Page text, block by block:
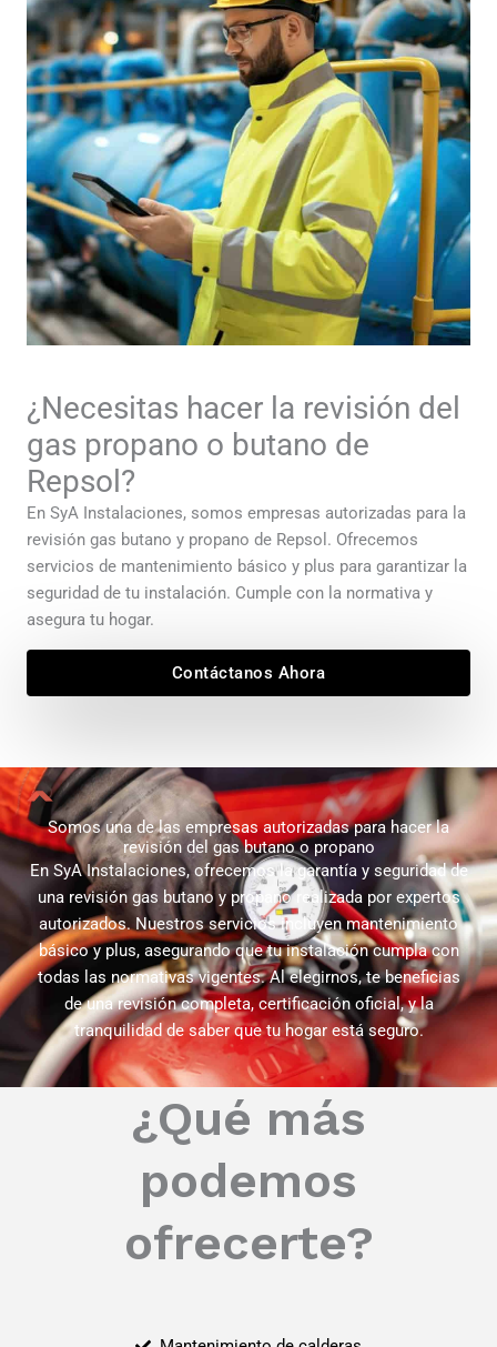
¿Necesitas hacer la revisión del
gas propano o butano de
Repsol?
En SyA Instalaciones, somos empresas autorizadas para la
revisión gas butano y propano de Repsol. Ofrecemos
servicios de mantenimiento básico y plus para garantizar la
seguridad de tu instalación. Cumple con la normativa y
asegura tu hogar.
Contáctanos Ahora
Somos una de las empresas autorizadas para hacer la
revisión del gas butano o propano
En SyA Instalaciones, ofrecemos la garantía y seguridad de
una revisión gas butano y propano realizada por expertos
autorizados. Nuestros servicios incluyen mantenimiento
básico y plus, asegurando que tu instalación cumpla con
todas las normativas vigentes. Al elegirnos, te beneficias
de una revisión completa, certificación oficial, y la
tranquilidad de saber que tu hogar está seguro.
¿Qué más
podemos
ofrecerte?